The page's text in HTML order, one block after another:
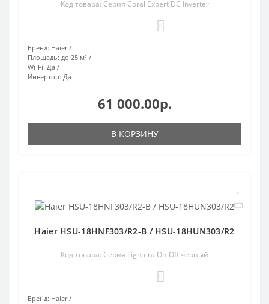
Код товара: Серия Coral Expert DC Inverter
Бренд: Haier
Площадь: до 25 м²
Wi-Fi: Да
Инвертор: Да
61 000.00р.
В КОРЗИНУ
Haier HSU-18HNF303/R2-B / HSU-18HUN303/R2
Код товара: Серия Lightera On-Off черный
Бренд: Haier